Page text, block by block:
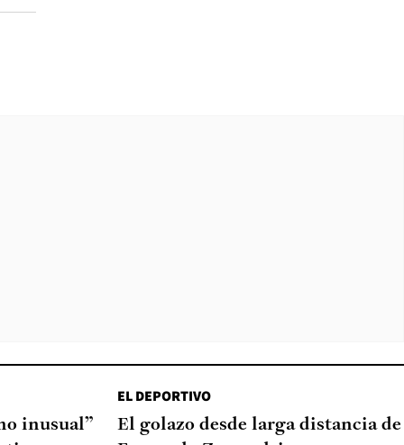
inusual”
EL DEPORTIVO
El golazo desde larga distancia de